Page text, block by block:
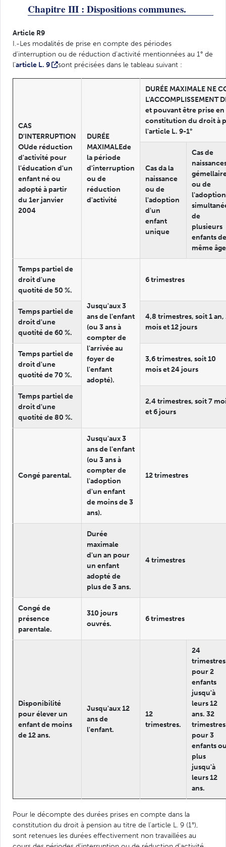
Chapitre III : Dispositions communes.
Article R9
I.-Les modalités de prise en compte des périodes
d'interruption ou de réduction d'activité mentionnées au 1° de
l'article L. 9 sont précisées dans le tableau suivant :
CAS
D'INTERRUPTION
OUde réduction
d'activité pour
l'éducation d'un
enfant né ou
adopté à partir
du 1er janvier
2004
DURÉE
MAXIMALEde
la période
d'interruption
ou de
réduction
d'activité
DURÉE MAXIMALE NE
L'ACCOMPLISSEMENT
et pouvant être prise
constitution du droit à
l'article L. 9-1°
Cas da la
naissance
ou de
l'adoption
d'un
enfant
unique
Cas de
ou de
l'adoption
de
plusieurs
enfants de
même âge
Temps partiel de
droit d'une
quotité de 50 %.
Jusqu'aux 3
ans de l'enfant
(ou 3 ans à
compter de
l'arrivée au
foyer de
l'enfant
adopté).
6 trimestres
Temps partiel de
droit d'une
quotité de 60 %.
4,8 trimestres, soit 1 an,
mois et 12 jours
Temps partiel de
droit d'une
quotité de 70 %.
3,6 trimestres, soit 10
mois et 24 jours
Temps partiel de
droit d'une
quotité de 80 %.
2,4 trimestres, soit 7
et 6 jours
Congé parental.
Jusqu'aux 3
ans de l'enfant
(ou 3 ans à
compter de
l'adoption
d'un enfant
de moins de 3
ans).
12 trimestres
Durée
maximale
d'un an pour
un enfant
adopté de
plus de 3 ans.
4 trimestres
Congé de
présence
parentale.
310 jours
ouvrés.
6 trimestres
Disponibilité
pour élever un
enfant de moins
de 12 ans.
Jusqu'aux 12
ans de
l'enfant.
12
trimestres.
24
trimestres
pour 2
enfants
jusqu'à
leurs 12
ans. 32
trimestres
pour 3
enfants
plus
jusqu'à
leurs 12
ans.
Pour le décompte des durées prises en compte dans la
constitution du droit à pension au titre de l'article L. 9 (1°),
sont retenues les durées effectivement non travaillées au